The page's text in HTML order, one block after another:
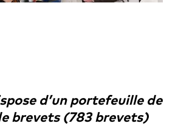
d’un portefeuille de
brevets (783 brevets)